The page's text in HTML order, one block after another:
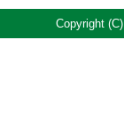
Copyright (C)